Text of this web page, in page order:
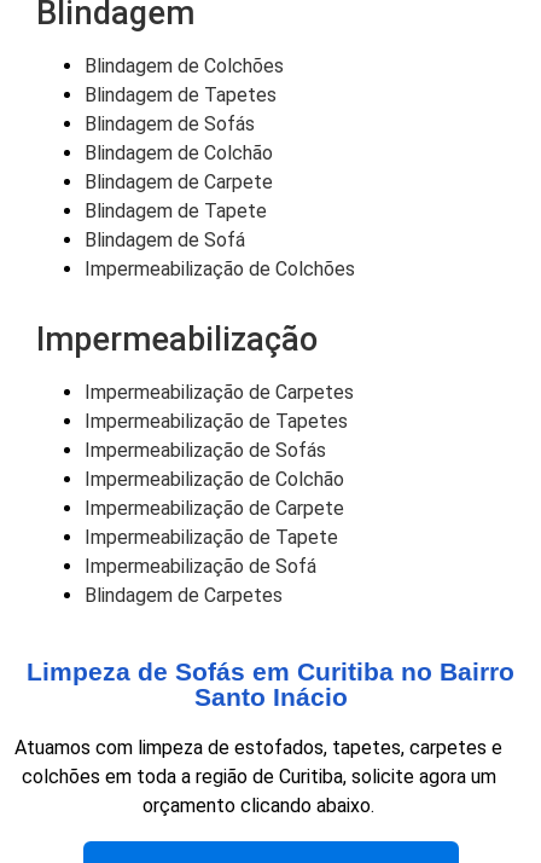
Blindagem
Blindagem de Colchões
Blindagem de Tapetes
Blindagem de Sofás
Blindagem de Colchão
Blindagem de Carpete
Blindagem de Tapete
Blindagem de Sofá
Impermeabilização de Colchões
Impermeabilização
Impermeabilização de Carpetes
Impermeabilização de Tapetes
Impermeabilização de Sofás
Impermeabilização de Colchão
Impermeabilização de Carpete
Impermeabilização de Tapete
Impermeabilização de Sofá
Blindagem de Carpetes
Limpeza de Sofás em Curitiba no Bairro
Santo Inácio
Atuamos com limpeza de estofados, tapetes, carpetes e
colchões em toda a região de Curitiba, solicite agora um
orçamento clicando abaixo.